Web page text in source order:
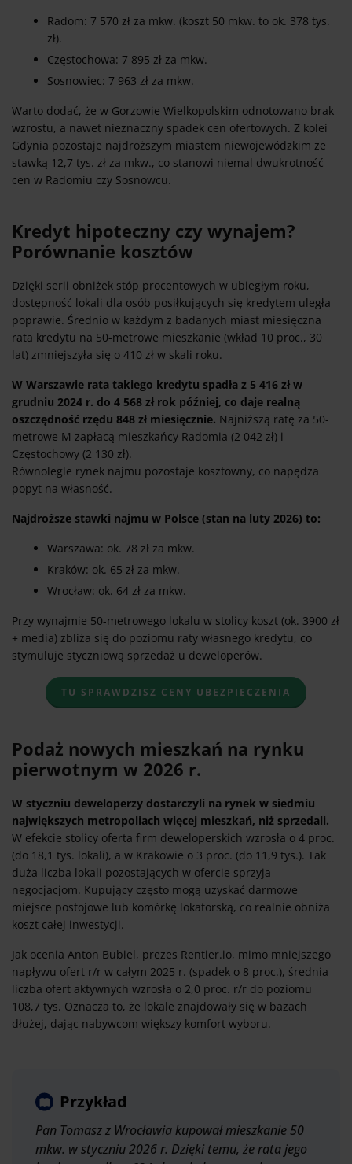
Radom: 7 570 zł za mkw. (koszt 50 mkw. to ok. 378 tys.
zł).
Częstochowa: 7 895 zł za mkw.
Sosnowiec: 7 963 zł za mkw.
Warto dodać, że w Gorzowie Wielkopolskim odnotowano brak
wzrostu, a nawet nieznaczny spadek cen ofertowych. Z kolei
Gdynia pozostaje najdroższym miastem niewojewódzkim ze
stawką 12,7 tys. zł za mkw., co stanowi niemal dwukrotność
cen w Radomiu czy Sosnowcu.
Kredyt hipoteczny czy wynajem?
Porównanie kosztów
Dzięki serii obniżek stóp procentowych w ubiegłym roku,
dostępność lokali dla osób posiłkujących się kredytem uległa
poprawie. Średnio w każdym z badanych miast miesięczna
rata kredytu na 50-metrowe mieszkanie (wkład 10 proc., 30
lat) zmniejszyła się o 410 zł w skali roku.
W Warszawie rata takiego kredytu spadła z 5 416 zł w
grudniu 2024 r. do 4 568 zł rok później, co daje realną
oszczędność rzędu 848 zł miesięcznie. Najniższą ratę za 50-
metrowe M zapłacą mieszkańcy Radomia (2 042 zł) i
Częstochowy (2 130 zł).
Równolegle rynek najmu pozostaje kosztowny, co napędza
popyt na własność.
Najdroższe stawki najmu w Polsce (stan na luty 2026) to:
Warszawa: ok. 78 zł za mkw.
Kraków: ok. 65 zł za mkw.
Wrocław: ok. 64 zł za mkw.
Przy wynajmie 50-metrowego lokalu w stolicy koszt (ok. 3900 zł
+ media) zbliża się do poziomu raty własnego kredytu, co
stymuluje styczniową sprzedaż u deweloperów.
TU SPRAWDZISZ CENY UBEZPIECZENIA
Podaż nowych mieszkań na rynku
pierwotnym w 2026 r.
W styczniu deweloperzy dostarczyli na rynek w siedmiu
największych metropoliach więcej mieszkań, niż sprzedali.
W efekcie stolicy oferta firm deweloperskich wzrosła o 4 proc.
(do 18,1 tys. lokali), a w Krakowie o 3 proc. (do 11,9 tys.). Tak
duża liczba lokali pozostających w ofercie sprzyja
negocjacjom. Kupujący często mogą uzyskać darmowe
miejsce postojowe lub komórkę lokatorską, co realnie obniża
koszt całej inwestycji.
Jak ocenia Anton Bubiel, prezes Rentier.io, mimo mniejszego
napływu ofert r/r w całym 2025 r. (spadek o 8 proc.), średnia
liczba ofert aktywnych wzrosła o 2,0 proc. r/r do poziomu
108,7 tys. Oznacza to, że lokale znajdowały się w bazach
dłużej, dając nabywcom większy komfort wyboru.
Przykład
Pan Tomasz z Wrocławia kupował mieszkanie 50
mkw. w styczniu 2026 r. Dzięki temu, że rata jego